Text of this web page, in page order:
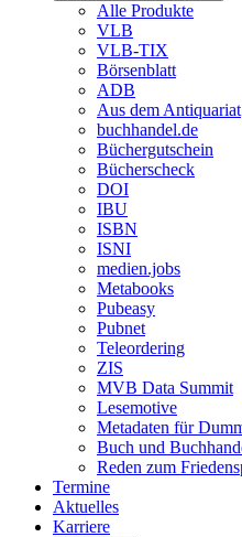
Alle Produkte
VLB
VLB-TIX
Börsenblatt
ADB
Aus dem Antiquariat
buchhandel.de
Büchergutschein
Bücherscheck
DOI
IBU
ISBN
ISNI
medien.jobs
Metabooks
Pubeasy
Pubnet
Teleordering
ZIS
MVB Data Summit
Lesemotive
Metadaten für
Buch und
Reden zum
Termine
Aktuelles
Karriere